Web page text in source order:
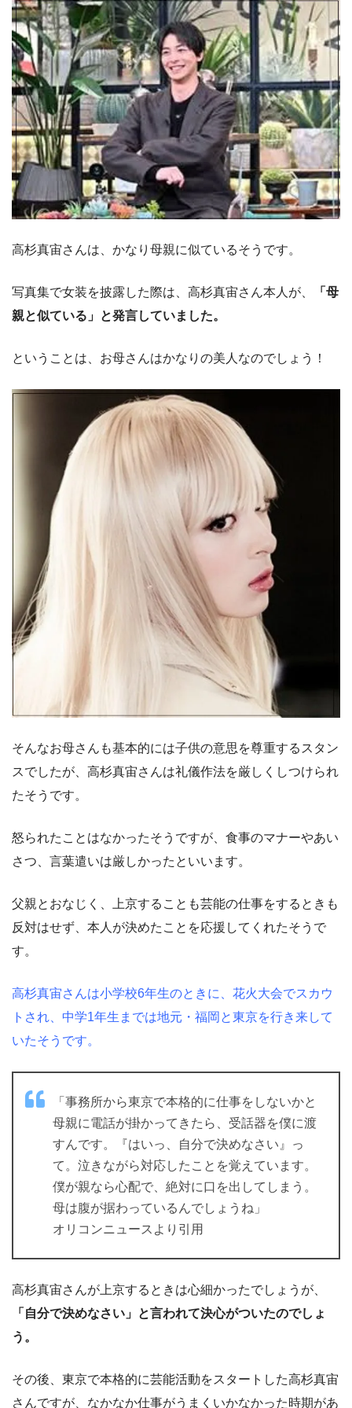
高杉真宙さんは、かなり母親に似ているそうです。
写真集で女装を披露した際は、高杉真宙さん本人が、
「母
親と似ている」と発言していました。
ということは、お母さんはかなりの美人なのでしょう！
そんなお母さんも基本的には子供の意思を尊重するスタン
スでしたが、高杉真宙さんは礼儀作法を厳しくしつけられ
たそうです。
怒られたことはなかったそうですが、食事のマナーやあい
さつ、言葉遣いは厳しかったといいます。
父親とおなじく、上京することも芸能の仕事をするときも
反対はせず、本人が決めたことを応援してくれたそうで
す。
高杉真宙さんは小学校6年生のときに、花火大会でスカウ
トされ、中学1年生までは地元・福岡と東京を行き来して
いたそうです。
「事務所から東京で本格的に仕事をしないかと
母親に電話が掛かってきたら、受話器を僕に渡
すんです。『はいっ、自分で決めなさい』っ
て。泣きながら対応したことを覚えています。
僕が親なら心配で、絶対に口を出してしまう。
母は腹が据わっているんでしょうね」
オリコンニュースより引用
高杉真宙さんが上京するときは心細かったでしょうが、
「自分で決めなさい」と言われて決心がついたのでしょ
う。
その後、東京で本格的に芸能活動をスタートした高杉真宙
さんですが、なかなか仕事がうまくいかなかった時期があ